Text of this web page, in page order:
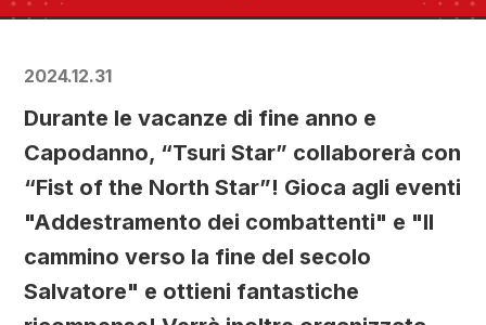
2024.12.31
Durante le vacanze di fine anno e
Capodanno, “Tsuri Star” collaborerà con
“Fist of the North Star”! Gioca agli eventi
"Addestramento dei combattenti" e "Il
cammino verso la fine del secolo
Salvatore" e ottieni fantastiche